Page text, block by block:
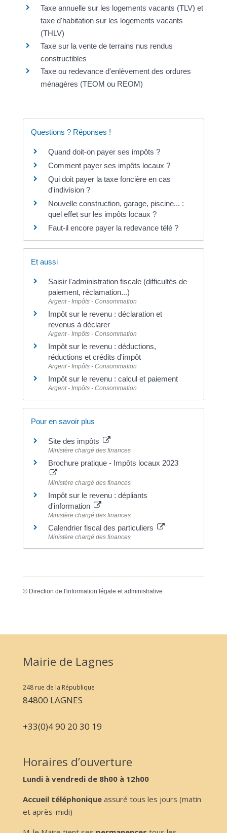
Taxe annuelle sur les logements vacants (TLV) et
taxe d'habitation sur les logements vacants
(THLV)
Taxe sur la vente de terrains nus rendus
constructibles
Taxe ou redevance d'enlèvement des ordures
ménagères (TEOM ou REOM)
Questions ? Réponses !
Quand doit-on payer ses impôts ?
Comment payer ses impôts locaux ?
Qui doit payer la taxe foncière en cas
d'indivision ?
Nouvelle construction, garage, piscine... :
quel effet sur les impôts locaux ?
Faut-il encore payer la redevance télé ?
Et aussi
Saisir l'administration fiscale (difficultés de
paiement, réclamation...)
Argent - Impôts - Consommation
Impôt sur le revenu : déclaration et
revenus à déclarer
Argent - Impôts - Consommation
Impôt sur le revenu : déductions,
réductions et crédits d'impôt
Argent - Impôts - Consommation
Impôt sur le revenu : calcul et paiement
Argent - Impôts - Consommation
Pour en savoir plus
Site des impôts
Ministère chargé des finances
Brochure pratique - Impôts locaux 2023
Ministère chargé des finances
Impôt sur le revenu : dépliants
d'information
Ministère chargé des finances
Calendrier fiscal des particuliers
Ministère chargé des finances
© Direction de l'information légale et administrative
Mairie de Lagnes
248 rue de la République
84800 LAGNES
+33(0)4 90 20 30 19
Horaires d’ouverture
Lundi à vendredi de 8h00 à 12h00
Accueil téléphoniqueassuré tous les jours (matin
et après-midi)